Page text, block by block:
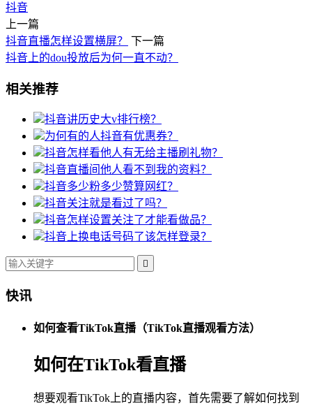
抖音
上一篇
抖音直播怎样设置横屏？
下一篇
抖音上的dou投放后为何一直不动？
相关推荐
抖音讲历史大v排行榜？
为何有的人抖音有优惠券？
抖音怎样看他人有无给主播刷礼物？
抖音直播间他人看不到我的资料？
抖音多少粉多少赞算网红？
抖音关注就是看过了吗？
抖音怎样设置关注了才能看做品？
抖音上换电话号码了该怎样登录？

快讯
如何查看TikTok直播（TikTok直播观看方法）
如何在TikTok看直播
想要观看TikTok上的直播内容，首先需要了解如何找到